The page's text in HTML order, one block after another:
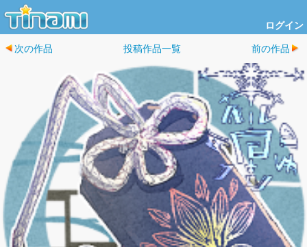
ログイン
次の作品 投稿作品一覧 前の作品